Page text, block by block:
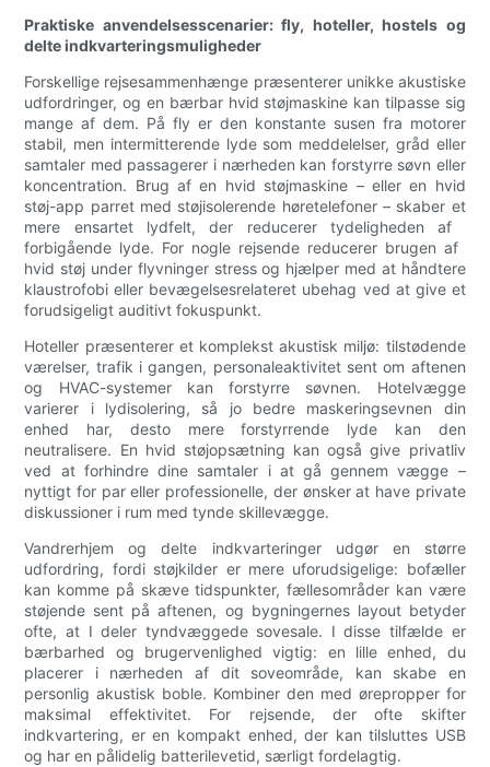
Praktiske anvendelsesscenarier: fly, hoteller, hostels og
delte indkvarteringsmuligheder
Forskellige rejsesammenhænge præsenterer unikke akustiske
udfordringer, og en bærbar hvid støjmaskine kan tilpasse sig
mange af dem. På fly er den konstante susen fra motorer
stabil, men intermitterende lyde som meddelelser, gråd eller
samtaler med passagerer i nærheden kan forstyrre søvn eller
koncentration. Brug af en hvid støjmaskine – eller en hvid
støj-app parret med støjisolerende høretelefoner – skaber et
mere ensartet lydfelt, der reducerer tydeligheden af ​​
forbigående lyde. For nogle rejsende reducerer brugen af ​​
hvid støj under flyvninger stress og hjælper med at håndtere
klaustrofobi eller bevægelsesrelateret ubehag ved at give et
forudsigeligt auditivt fokuspunkt.
Hoteller præsenterer et komplekst akustisk miljø: tilstødende
værelser, trafik i gangen, personaleaktivitet sent om aftenen
og HVAC-systemer kan forstyrre søvnen. Hotelvægge
varierer i lydisolering, så jo bedre maskeringsevnen din
enhed har, desto mere forstyrrende lyde kan den
neutralisere. En hvid støjopsætning kan også give privatliv
ved at forhindre dine samtaler i at gå gennem vægge –
nyttigt for par eller professionelle, der ønsker at have private
diskussioner i rum med tynde skillevægge.
Vandrerhjem og delte indkvarteringer udgør en større
udfordring, fordi støjkilder er mere uforudsigelige: bofæller
kan komme på skæve tidspunkter, fællesområder kan være
støjende sent på aftenen, og bygningernes layout betyder
ofte, at I deler tyndvæggede sovesale. I disse tilfælde er
bærbarhed og brugervenlighed vigtig: en lille enhed, du
placerer i nærheden af ​​dit soveområde, kan skabe en
personlig akustisk boble. Kombiner den med ørepropper for
maksimal effektivitet. For rejsende, der ofte skifter
indkvartering, er en kompakt enhed, der kan tilsluttes USB
og har en pålidelig batterilevetid, særligt fordelagtig.